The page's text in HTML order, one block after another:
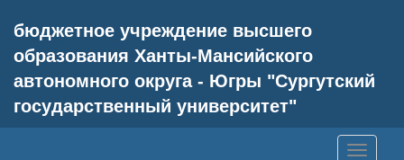
бюджетное учреждение высшего
образования Ханты-Мансийского
автономного округа - Югры "Сургутский
государственный университет"
Toggle